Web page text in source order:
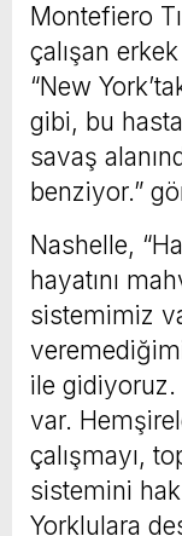
Montefiero
çalışan
“New
gibi, bu
savaş
benziyor.”
Nashelle,
hayatını
sistemimiz
ile gidiyoruz.
var.
çalışmayı,
sistemini
Yorklulara